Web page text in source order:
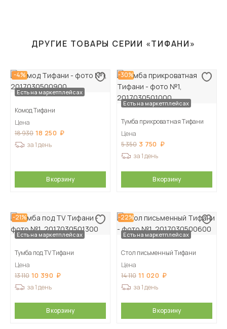
ДРУГИЕ ТОВАРЫ СЕРИИ «ТИФАНИ»
-4%
Есть на маркетплейсах
Комод Тифани
Цена
18 930 18 250
за 1 день
В корзину
-30%
Есть на маркетплейсах
Тумба прикроватная Тифани
Цена
5 350 3 750
за 1 день
В корзину
-21%
Есть на маркетплейсах
Тумба под TV Тифани
Цена
13 110 10 390
за 1 день
В корзину
-22%
Есть на маркетплейсах
Стол письменный Тифани
Цена
14 110 11 020
за 1 день
В корзину